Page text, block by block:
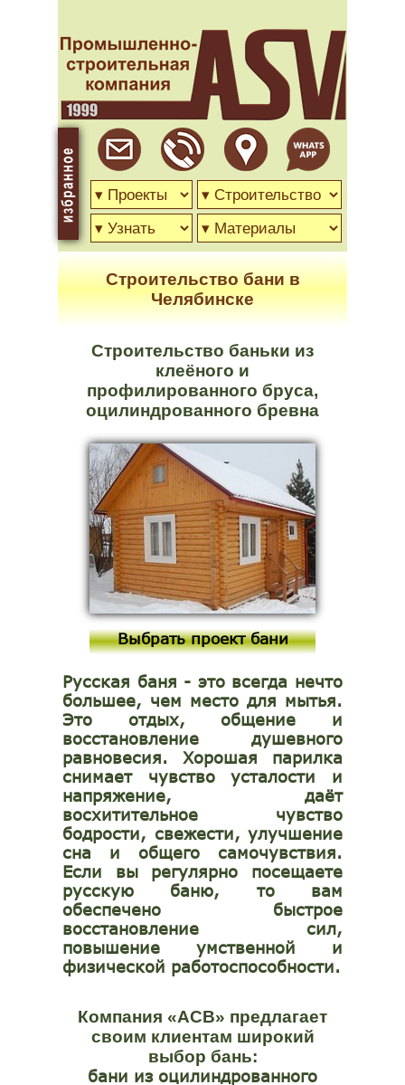
Русская баня - это всегда нечто
большее, чем место для мытья.
Это отдых, общение и
восстановление душевного
равновесия. Хорошая парилка
снимает чувство усталости и
напряжение, даёт
восхитительное чувство
бодрости, свежести, улучшение
сна и общего самочувствия.
Если вы регулярно посещаете
русскую баню, то вам
обеспечено быстрое
восстановление сил,
повышение умственной и
физической работоспособности.
Строительство баньки из
клеёного и
профилированного бруса,
оцилиндрованного бревна
Компания «АСВ» предлагает
своим клиентам широкий
выбор бань:
бани из оцилиндрованного
Выбрать проект бани
Строительство бани в
Челябинске